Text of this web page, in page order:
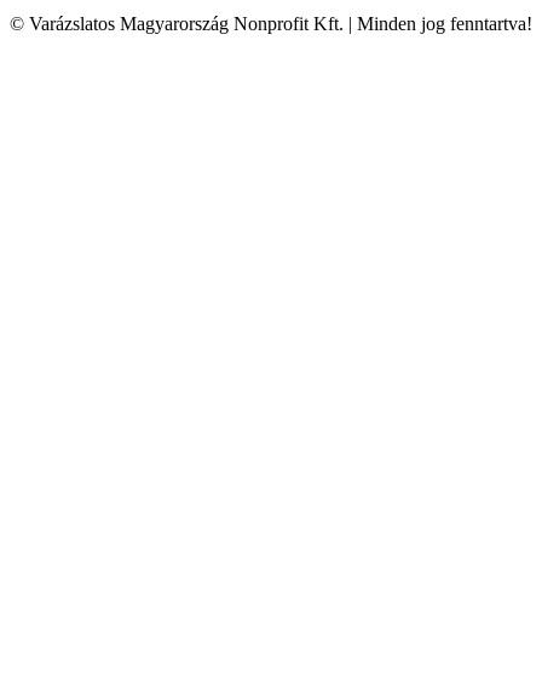
© Varázslatos Magyarország Nonprofit Kft. | Minden jog fenntartva!